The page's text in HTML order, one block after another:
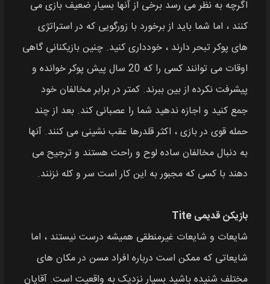
اگرچه به نظر می رسد برخی از آنها بسیار ضعیف بازی می
کنند ، اما شما باید از برخورد با زورگویی که در استراتژی
های پوکر تبحر دارند ، خودداری کنید. چنین بازیکنانی گاهی
اوقات می توانند کسی را که 20 سال پیش پوکر خوانده و
پیشرفت نکرده از بین ببرند. کمتر در برابر مخالفان خود
جمع کنید و اجازه ندهید شما را عصبانی کند. بعد از چند
حمله قوی در بازی ، اکثر قلدرها عقب نشینی می کنند. آنها
به دنبال مخالفان ساده لوح و راحت هستند و ترجیح می
دهند با کسی که مجبور به این کار است سر و کله نزنند.
بازیکن قدیمی Tite
شایعات و شایعات غیرمنطقی همیشه درست نیستند ، اما
شایعاتی که ممکن است درباره افراد مسن در مکان های
مختلف شنیده باشید بسیار نزدیک به واقعیت است. آقایان